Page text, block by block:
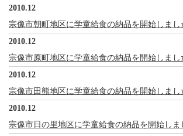
2010.12
宗像市朝町地区に学童給食の納品を開始しまし
2010.12
宗像市原町地区に学童給食の納品を開始しまし
2010.12
宗像市田熊地区に学童給食の納品を開始しまし
2010.12
宗像市日の里地区に学童給食の納品を開始しま